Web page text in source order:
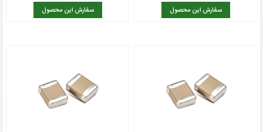
سفارش این محصول سفارش این محصول